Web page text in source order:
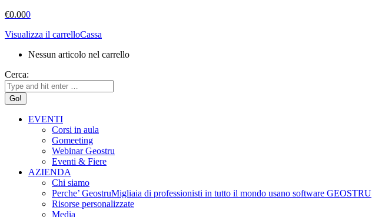
€0.000
Visualizza il carrelloCassa
Nessun articolo nel carrello
Cerca:
EVENTI
Corsi in aula
Gomeeting
Webinar Geostru
Eventi & Fiere
AZIENDA
Chi siamo
Perche’ GeostruMigliaia di professionisti in tutto il mondo usano software GEOSTRU
Risorse personalizzate
Media